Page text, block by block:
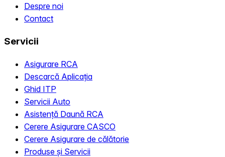
Despre noi
Contact
Servicii
Asigurare RCA
Descarcă Aplicația
Ghid ITP
Servicii Auto
Asistență Daună RCA
Cerere Asigurare CASCO
Cerere Asigurare de călătorie
Produse și Servicii